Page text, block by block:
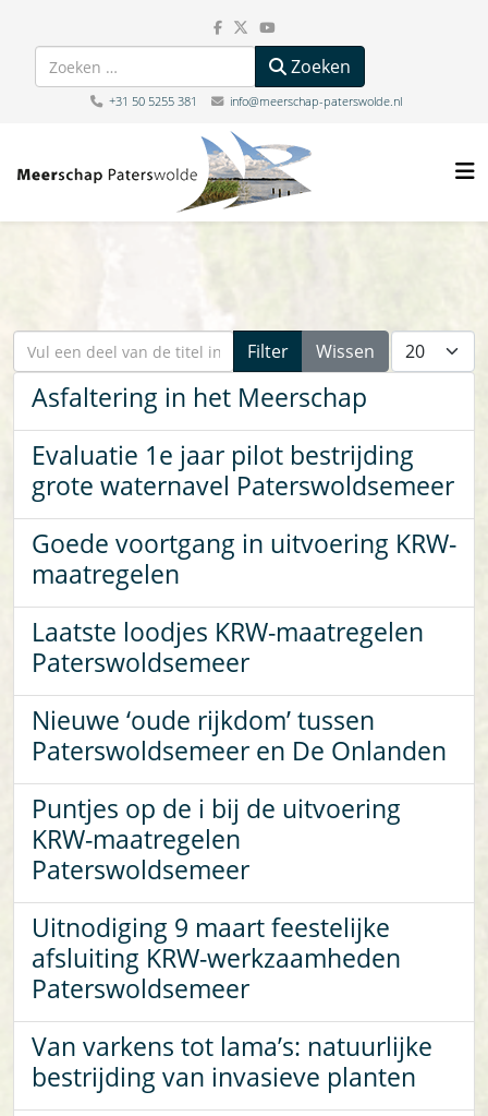
Zoeken Zoeken
+31 50 5255 381 info@meerschap-paterswolde.nl
Vul een deel van de titel in Filter Wissen Toon #
Asfaltering in het Meerschap
Evaluatie 1e jaar pilot bestrijding
grote waternavel Paterswoldsemeer
Goede voortgang in uitvoering KRW-
maatregelen
Laatste loodjes KRW-maatregelen
Paterswoldsemeer
Nieuwe ‘oude rijkdom’ tussen
Paterswoldsemeer en De Onlanden
Puntjes op de i bij de uitvoering
KRW-maatregelen
Paterswoldsemeer
Uitnodiging 9 maart feestelijke
afsluiting KRW-werkzaamheden
Paterswoldsemeer
Van varkens tot lama’s: natuurlijke
bestrijding van invasieve planten